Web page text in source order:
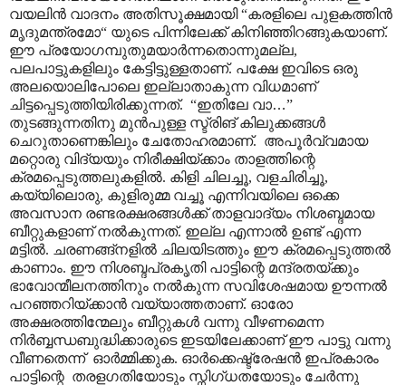
വയലിൻ വാദനം അതിസൂക്ഷമായി “കരളിലെ പുളകത്തിൻ
മൃദുമന്ത്രമോ“ യുടെ പിന്നിലേക്ക് കിനിഞ്ഞിറങ്ങുകയാണ്.
ഈ പ്രയോഗമ്പുതുമയാർന്നതൊന്നുമല്ല,
പലപാട്ടുകളിലും കേട്ടിട്ടുള്ളതാണ്. പക്ഷേ ഇവിടെ ഒരു
അലയൊലിപോലെ ഇല്ലാതാകുന്ന വിധമാണ്
ചിട്ടപ്പെടുത്തിയിരിക്കുന്നത്. “ഇതിലേ വാ…”
തുടങ്ങുന്നതിനു മുൻപുള്ള സ്ട്രിങ് കിലുക്കങ്ങൾ
ചെറുതാണെങ്കിലും ചേതോഹരമാണ്. അപൂർവ്വമായ
മറ്റൊരു വിദ്യയും നിരീക്ഷിയ്ക്കാം താളത്തിന്റെ
ക്രമപ്പെടുത്തലുകളിൽ. കിളി ചിലച്ചൂ, വളചിരിച്ചൂ,
കയ്യിലൊരു, കുളിരുമ്മ വച്ചൂ എന്നിവയിലെ ഒക്കെ
അവസാന രണ്ടരക്ഷരങ്ങൾക്ക് താളവാദ്യം നിശബ്ദമായ
ബീറ്റുകളാണ് നൽകുന്നത്. ഇല്ല എന്നാൽ ഉണ്ട് എന്ന
മട്ടിൽ. ചരണങ്ങ്നളിൽ ചിലയിടത്തും ഈ ക്രമപ്പെടുത്തൽ
കാണാം. ഈ നിശബ്ദപ്രകൃതി പാട്ടിന്റെ മന്ദ്രതയ്ക്കും
ഭാവോന്മീലനത്തിനും നൽകുന്ന സവിശേഷമായ ഊന്നൽ
പറഞ്ഞറിയ്ക്കാൻ വയ്യാത്തതാണ്. ഓരോ
അക്ഷരത്തിന്മേലും ബീറ്റുകൾ വന്നു വീഴണമെന്ന
നിർബ്ബന്ധബുദ്ധിക്കാരുടെ ഇടയിലേക്കാണ് ഈ പാട്ടു വന്നു
വീണതെന്ന് ഓർമ്മിക്കുക. ഓർക്കെഷ്ട്രേഷൻ ഇപ്രകാരം
പാട്ടിന്റെ തരളഗതിയോടും സ്നിഗ്ധതയോടും ചേർന്നു